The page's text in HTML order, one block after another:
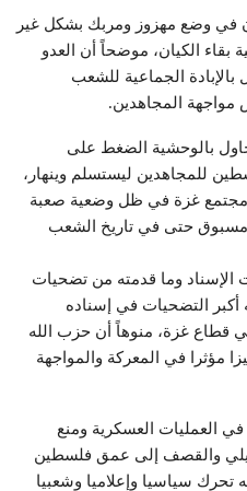
في وضع مهزوز ومربك بشكل غير
الكيان، موضحاً أن العدو
بالإبادة الجماعية للشعب
مواجهة المجاهدين.
حاول بالوحشية الضغط على
للمجاهدين ليستسلم وينهار،
ومجتمع غزة في ظل وضعية صعبة
مسبوق حتى في تاريخ الشعب
الإسناد وما قدمته من تضحيات
أكبر التضحيات في إسناده
قطاع غزة، منوهاً أن حزب الله
مؤثرا في المعركة والمواجهة
العمليات العسكرية ومنع
والقصف إلى عمق فلسطين
تحرك سياسيا وإعلاميا وشعبيا